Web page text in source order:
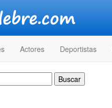
Actores Deportistas